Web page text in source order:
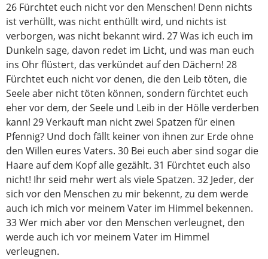
26 Fürchtet euch nicht vor den Menschen! Denn nichts
ist verhüllt, was nicht enthüllt wird, und nichts ist
verborgen, was nicht bekannt wird. 27 Was ich euch im
Dunkeln sage, davon redet im Licht, und was man euch
ins Ohr flüstert, das verkündet auf den Dächern! 28
Fürchtet euch nicht vor denen, die den Leib töten, die
Seele aber nicht töten können, sondern fürchtet euch
eher vor dem, der Seele und Leib in der Hölle verderben
kann! 29 Verkauft man nicht zwei Spatzen für einen
Pfennig? Und doch fällt keiner von ihnen zur Erde ohne
den Willen eures Vaters. 30 Bei euch aber sind sogar die
Haare auf dem Kopf alle gezählt. 31 Fürchtet euch also
nicht! Ihr seid mehr wert als viele Spatzen. 32 Jeder, der
sich vor den Menschen zu mir bekennt, zu dem werde
auch ich mich vor meinem Vater im Himmel bekennen.
33 Wer mich aber vor den Menschen verleugnet, den
werde auch ich vor meinem Vater im Himmel
verleugnen.